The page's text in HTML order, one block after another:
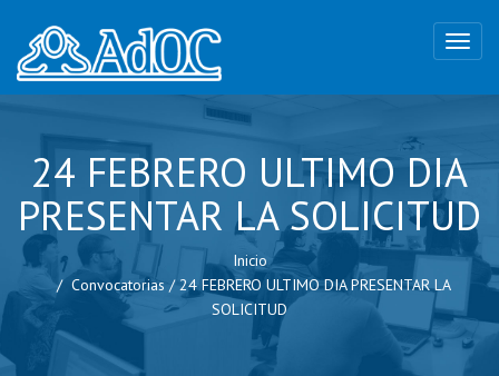
24 FEBRERO ULTIMO DIA
PRESENTAR LA SOLICITUD
Inicio
Convocatorias /24 FEBRERO ULTIMO DIA PRESENTAR LA
SOLICITUD